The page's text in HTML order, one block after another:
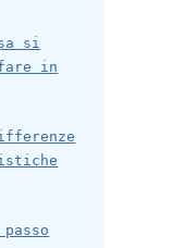
si
in